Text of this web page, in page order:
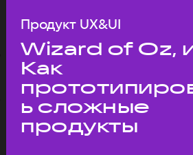
Продукт UX&UI
Wizard of Oz,
Как
ь сложные
продукты